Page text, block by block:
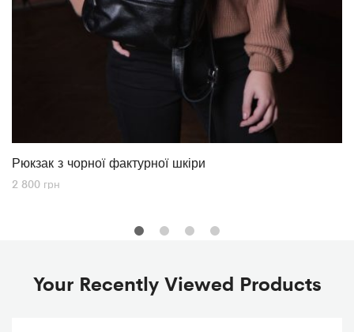
Рюкзак з чорної фактурної шкіри
2 800 грн
Your Recently Viewed Products